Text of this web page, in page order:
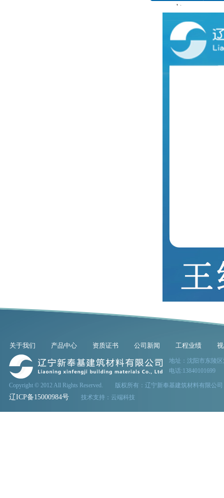
b>
关于我们 产品中心 资质证书 公司新闻 工程业绩
地址：沈阳市东陵
电话:13840101699
Copyright © 2012 All Rights Reserved. 版权所有：辽宁新奉基建筑材料有限公司
辽ICP备15000984号 技术支持： 云端科技